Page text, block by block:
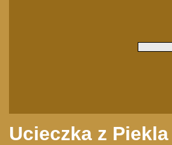
Ucieczka z Piekla